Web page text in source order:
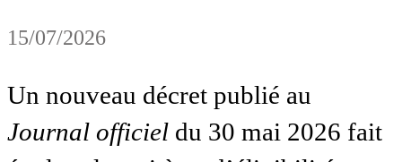
15/07/2026
Un nouveau décret publié au
Journal officiel du 30 mai 2026 fait